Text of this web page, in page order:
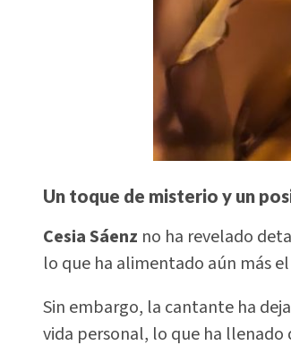
Un toque de misterio y un
Cesia Sáenz no ha revelado
lo que ha alimentado aún más
Sin embargo, la cantante ha
vida personal, lo que ha llenado